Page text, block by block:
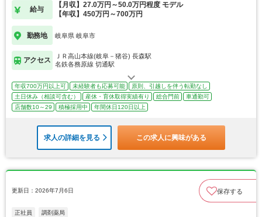
給与
【月収】27.0万円～50.0万円程度 モデル
【年収】450万円～700万円
勤務地 岐阜県 岐阜市
アクセス
ＪＲ高山本線(岐阜－猪谷) 長森駅
名鉄各務原線 切通駅
年収700万円以上可 未経験者も応募可能
原則、引越しを伴う転勤なし
土日休み（相談可含む）
産休・育休取得実績有り 総合門前
車通勤可
店舗数10～29
積極採用中 年間休日120日以上
求人の詳細を見る この求人に興味がある
更新日：2026年7月6日 保存する
正社員 調剤薬局